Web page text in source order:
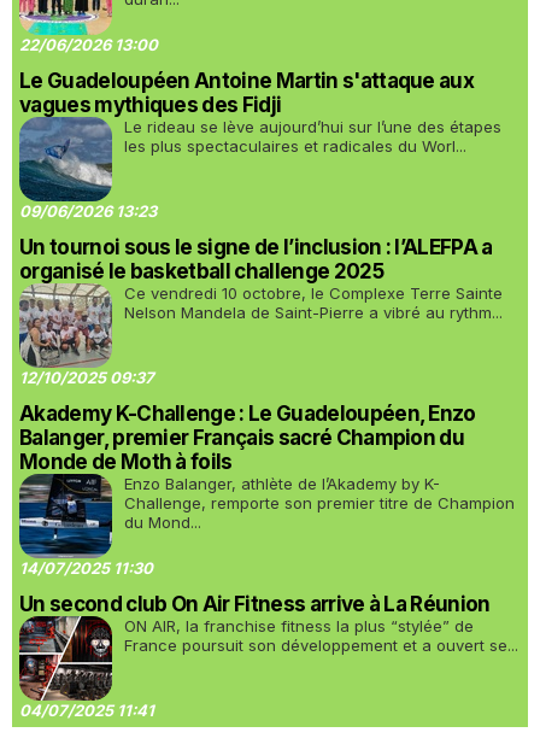
22/06/2026 13:00
Le Guadeloupéen Antoine Martin s'attaque aux
vagues mythiques des Fidji
Le rideau se lève aujourd’hui sur l’une des étapes
les plus spectaculaires et radicales du Worl...
09/06/2026 13:23
Un tournoi sous le signe de l’inclusion : l’ALEFPA a
organisé le basketball challenge 2025
Ce vendredi 10 octobre, le Complexe Terre Sainte
Nelson Mandela de Saint-Pierre a vibré au rythm...
12/10/2025 09:37
Akademy K-Challenge : Le Guadeloupéen, Enzo
Balanger, premier Français sacré Champion du
Monde de Moth à foils
Enzo Balanger, athlète de l’Akademy by K-
Challenge, remporte son premier titre de Champion
du Mond...
14/07/2025 11:30
Un second club On Air Fitness arrive à La Réunion
ON AIR, la franchise fitness la plus “stylée” de
France poursuit son développement et a ouvert se...
04/07/2025 11:41